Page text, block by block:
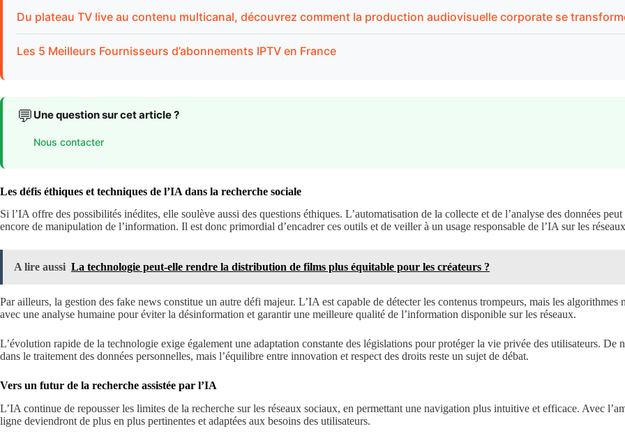
Du plateau TV live au contenu multicanal, découvrez comment la production audiovisuelle corporate se
Les 5 Meilleurs Fournisseurs d’abonnements IPTV en France
💬 Une question sur cet article ?
Nous contacter
Les défis éthiques et techniques de l’IA dans la recherche sociale
Si l’IA offre des possibilités inédites, elle soulève aussi des questions éthiques. L’automatisation de la collecte et de l’analyse des données
encore de manipulation de l’information. Il est donc primordial d’encadrer ces outils et de veiller à un usage responsable de l’IA sur les
A lire aussi La technologie peut-elle rendre la distribution de films plus équitable pour les créateurs ?
Par ailleurs, la gestion des fake news constitue un autre défi majeur. L’IA est capable de détecter les contenus trompeurs, mais les
avec une analyse humaine pour éviter la désinformation et garantir une meilleure qualité de l’information disponible sur les réseaux.
L’évolution rapide de la technologie exige également une adaptation constante des législations pour protéger la vie privée des utilisateurs.
dans le traitement des données personnelles, mais l’équilibre entre innovation et respect des droits reste un sujet de débat.
Vers un futur de la recherche assistée par l’IA
L’IA continue de repousser les limites de la recherche sur les réseaux sociaux, en permettant une navigation plus intuitive et efficace. Avec
ligne deviendront de plus en plus pertinentes et adaptées aux besoins des utilisateurs.